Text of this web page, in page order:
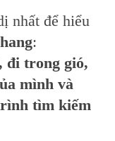
nhất để hiểu
:
đi trong gió,
mình và
tìm kiếm